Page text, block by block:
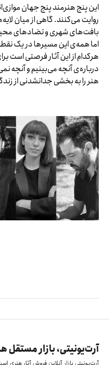
این پنج هنرمند پنج جهان
روایت می‌کنند. گاهی از میان
بافت‌های شهری و تضادهای
اما همه‌ی این مسیرها در یک
هرکدام از این آثار فرصتی‌ است
درباره‌ی آنچه می‌بینیم و
هنر را به بخشی جدانشدنی از
آرت‌یونیتی، بازار مستقل